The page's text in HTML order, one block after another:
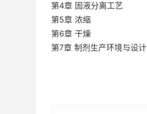
第4章 固液分离工艺
第5章 浓缩
第6章 干燥
第7章 制剂生产环境与设计